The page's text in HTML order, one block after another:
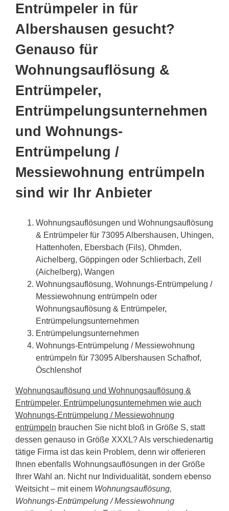
Entrümpeler in für
Albershausen gesucht?
Genauso für
Wohnungsauflösung &
Entrümpeler,
Entrümpelungsunternehmen
und Wohnungs-
Entrümpelung /
Messiewohnung entrümpeln
sind wir Ihr Anbieter
Wohnungsauflösungen und Wohnungsauflösung
& Entrümpeler für 73095 Albershausen, Uhingen,
Hattenhofen, Ebersbach (Fils), Ohmden,
Aichelberg, Göppingen oder Schlierbach, Zell
(Aichelberg), Wangen
Wohnungsauflösung, Wohnungs-Entrümpelung /
Messiewohnung entrümpeln oder
Wohnungsauflösung & Entrümpeler,
Entrümpelungsunternehmen
Entrümpelungsunternehmen
Wohnungs-Entrümpelung / Messiewohnung
entrümpeln für 73095 Albershausen Schafhof,
Öschlenshof
Wohnungsauflösung und Wohnungsauflösung &
Entrümpeler, Entrümpelungsunternehmen wie auch
Wohnungs-Entrümpelung / Messiewohnung
entrümpeln brauchen Sie nicht bloß in Größe S, statt
dessen genauso in Größe XXXL? Als verschiedenartig
tätige Firma ist das kein Problem, denn wir offerieren
Ihnen ebenfalls Wohnungsauflösungen in der Größe
Ihrer Wahl an. Nicht nur Individualität, sondern ebenso
Weitsicht – mit einem Wohnungsauflösung,
Wohnungs-Entrümpelung / Messiewohnung